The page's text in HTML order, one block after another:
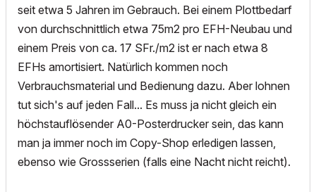
seit etwa 5 Jahren im Gebrauch. Bei einem Plottbedarf
von durchschnittlich etwa 75m2 pro EFH-Neubau und
einem Preis von ca. 17 SFr./m2 ist er nach etwa 8
EFHs amortisiert. Natürlich kommen noch
Verbrauchsmaterial und Bedienung dazu. Aber lohnen
tut sich's auf jeden Fall... Es muss ja nicht gleich ein
höchstauflösender A0-Posterdrucker sein, das kann
man ja immer noch im Copy-Shop erledigen lassen,
ebenso wie Grossserien (falls eine Nacht nicht reicht).